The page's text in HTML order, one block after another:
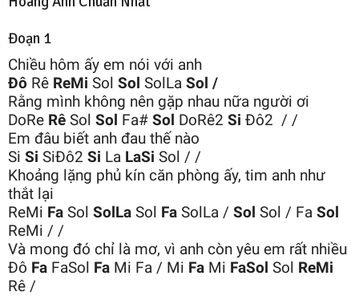
Đoạn 1
Chiều hôm ấy em nói với anh
Đô Rê ReMi Sol Sol SolLa Sol /
Rằng mình không nên gặp nhau nữa người ơi
DoRe Rê Sol Sol Fa# Sol DoRê2 Si Đô2 / /
Em đâu biết anh đau thế nào
Si Si SiĐô2 Si La LaSi Sol / /
Khoảng lặng phủ kín căn phòng ấy, tim anh như
thắt lại
ReMi Fa Sol SolLa Sol Fa SolLa / Sol Sol / Fa Sol
ReMi / /
Và mong đó chỉ là mơ, vì anh còn yêu em rất nhiều
Đô Fa FaSol Fa Mi Fa / Mi Fa Mi FaSol Sol ReMi
Rê /